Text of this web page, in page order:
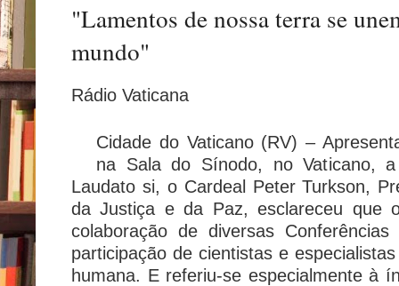
"Lamentos de nossa terra se
mundo"
Rádio Vaticana
Cidade do Vaticano (RV) –
na Sala do Sínodo, no Vaticano,
Laudato si, o Cardeal Peter Turkson,
da Justiça e da Paz, esclareceu que
colaboração de diversas
participação de cientistas e
humana. E referiu-se especialmente à